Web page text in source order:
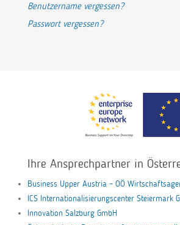
Benutzername vergessen?
Passwort vergessen?
Ihre Ansprechpartner in
Business Upper Austria – OÖ
ICS Internationalisierungscenter Steiermark
Innovation Salzburg GmbH